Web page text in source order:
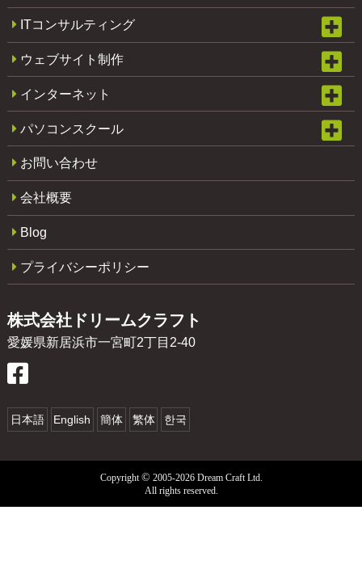
ITコンサルティング
ウェブサイト制作
インターネット
パソコンスクール
お問い合わせ
会社概要
Blog
プライバシーポリシー
株式会社ドリームクラフト
愛媛県新居浜市一宮町2丁目2-40
日本語 English 簡体 繁体 한국
Copyright© 2005-2026 Dream Craft Ltd.
All rights reserved.